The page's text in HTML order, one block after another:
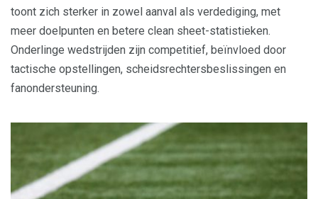
toont zich sterker in zowel aanval als verdediging, met
meer doelpunten en betere clean sheet-statistieken.
Onderlinge wedstrijden zijn competitief, beïnvloed door
tactische opstellingen, scheidsrechtersbeslissingen en
fanondersteuning.